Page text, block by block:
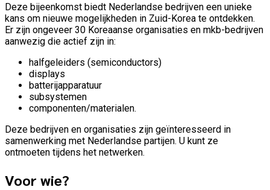
Deze bijeenkomst biedt Nederlandse bedrijven een unieke
kans om nieuwe mogelijkheden in Zuid-Korea te ontdekken.
Er zijn ongeveer 30 Koreaanse organisaties en mkb-bedrijven
aanwezig die actief zijn in:
halfgeleiders (semiconductors)
displays
batterijapparatuur
subsystemen
componenten/materialen.
Deze bedrijven en organisaties zijn geïnteresseerd in
samenwerking met Nederlandse partijen. U kunt ze
ontmoeten tijdens het netwerken.
Voor wie?